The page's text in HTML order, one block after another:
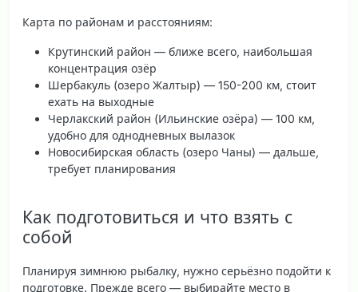
Карта по районам и расстояниям:
Крутинский район — ближе всего, наибольшая
концентрация озёр
Шербакуль (озеро Жалтыр) — 150-200 км, стоит
ехать на выходные
Черлакский район (Ильинские озёра) — 100 км,
удобно для однодневных вылазок
Новосибирская область (озеро Чаны) — дальше,
требует планирования
Как подготовиться и что взять с
собой
Планируя зимнюю рыбалку, нужно серьёзно подойти к
подготовке. Прежде всего — выбирайте место в